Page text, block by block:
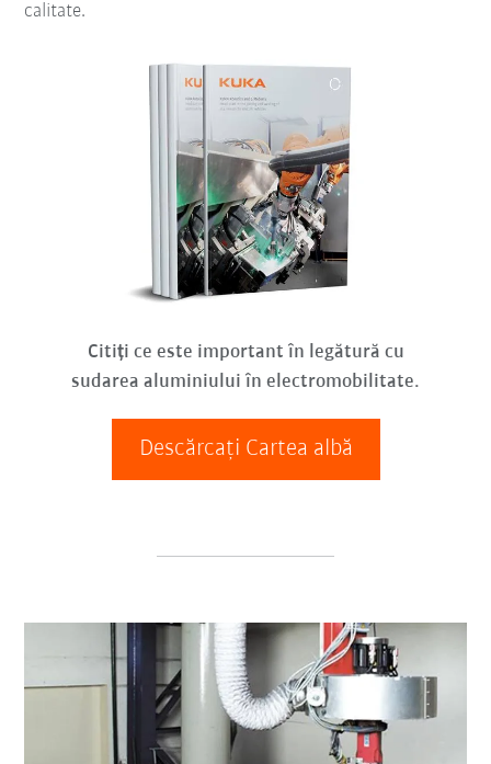
calitate.
Citiți ce este important în legătură cu
sudarea aluminiului în electromobilitate.
Descărcați Cartea albă